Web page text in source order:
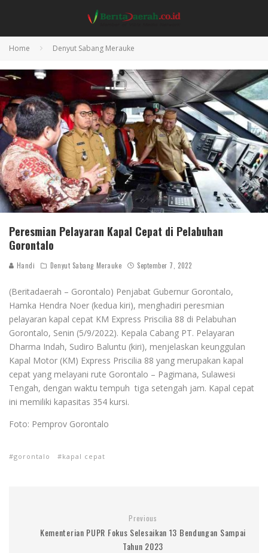
Home Denyut Sabang Merauke
Peresmian Pelayaran Kapal Cepat di Pelabuhan
Gorontalo
Handi Denyut Sabang Merauke September 7, 2022
(Beritadaerah – Gorontalo) Penjabat Gubernur Gorontalo,
Hamka Hendra Noer (kedua kiri), menghadiri peresmian
pelayaran kapal cepat KM Express Priscilia 88 di Pelabuhan
Gorontalo, Senin (5/9/2022). Kepala Cabang PT. Pelayaran
Dharma Indah, Sudiro Baluntu (kiri), menjelaskan keunggulan
Kapal Motor (KM) Express Priscilia 88 yang merupakan kapal
cepat yang melayani rute Gorontalo – Pagimana, Sulawesi
Tengah, dengan waktu tempuh tiga setengah jam. Kapal cepat
ini memiliki kapasitas 354 kursi.
Foto: Pemprov Gorontalo
gorontalo kapal cepat
Previous
Kementerian PUPR Fokus Selesaikan 13 Bendungan Sampai
Tahun 2023